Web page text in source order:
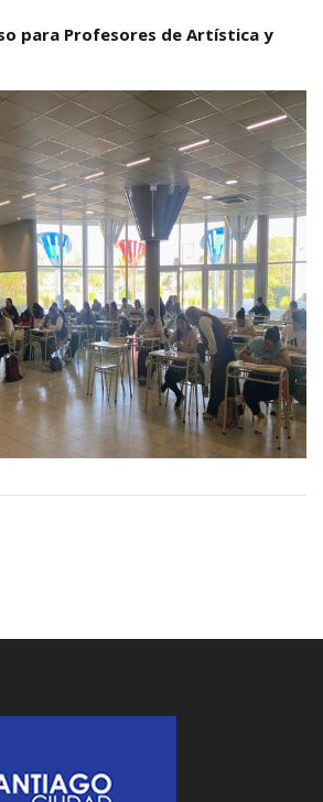
para Profesores de Artística y